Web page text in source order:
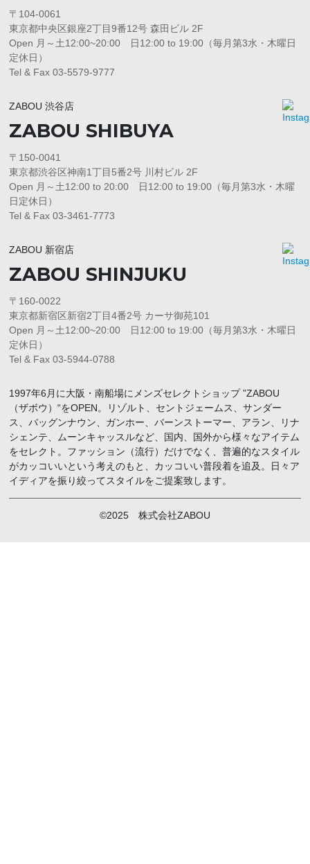
〒104-0061
東京都中央区銀座2丁目9番12号 森田ビル 2F
Open 月～土12:00~20:00 日12:00 to 19:00（毎月第3水・木曜日
定休日）
Tel & Fax 03-5579-9777
ZABOU 渋谷店
ZABOU SHIBUYA
〒150-0041
東京都渋谷区神南1丁目5番2号 川村ビル 2F
Open 月～土12:00 to 20:00 日12:00 to 19:00（毎月第3水・木曜
日定休日）
Tel & Fax 03-3461-7773
ZABOU 新宿店
ZABOU SHINJUKU
〒160-0022
東京都新宿区新宿2丁目4番2号 カーサ御苑101
Open 月～土12:00~20:00 日12:00 to 19:00（毎月第3水・木曜日
定休日）
Tel & Fax 03-5944-0788
1997年6月に大阪・南船場にメンズセレクトショップ ”ZABOU
（ザボウ）“をOPEN。リゾルト、セントジェームス、サンダー
ス、バッグンナウン、ガンホー、バーンストーマー、アラン、リナ
シェンテ、ムーンキャッスルなど、国内、国外から様々なアイテム
をセレクト。ファッション（流行）だけでなく、普遍的なスタイル
がカッコいいという考えのもと、カッコいい普段着を追及。日々ア
イディアを振り絞ってスタイルをご提案致します。
©2025 株式会社ZABOU